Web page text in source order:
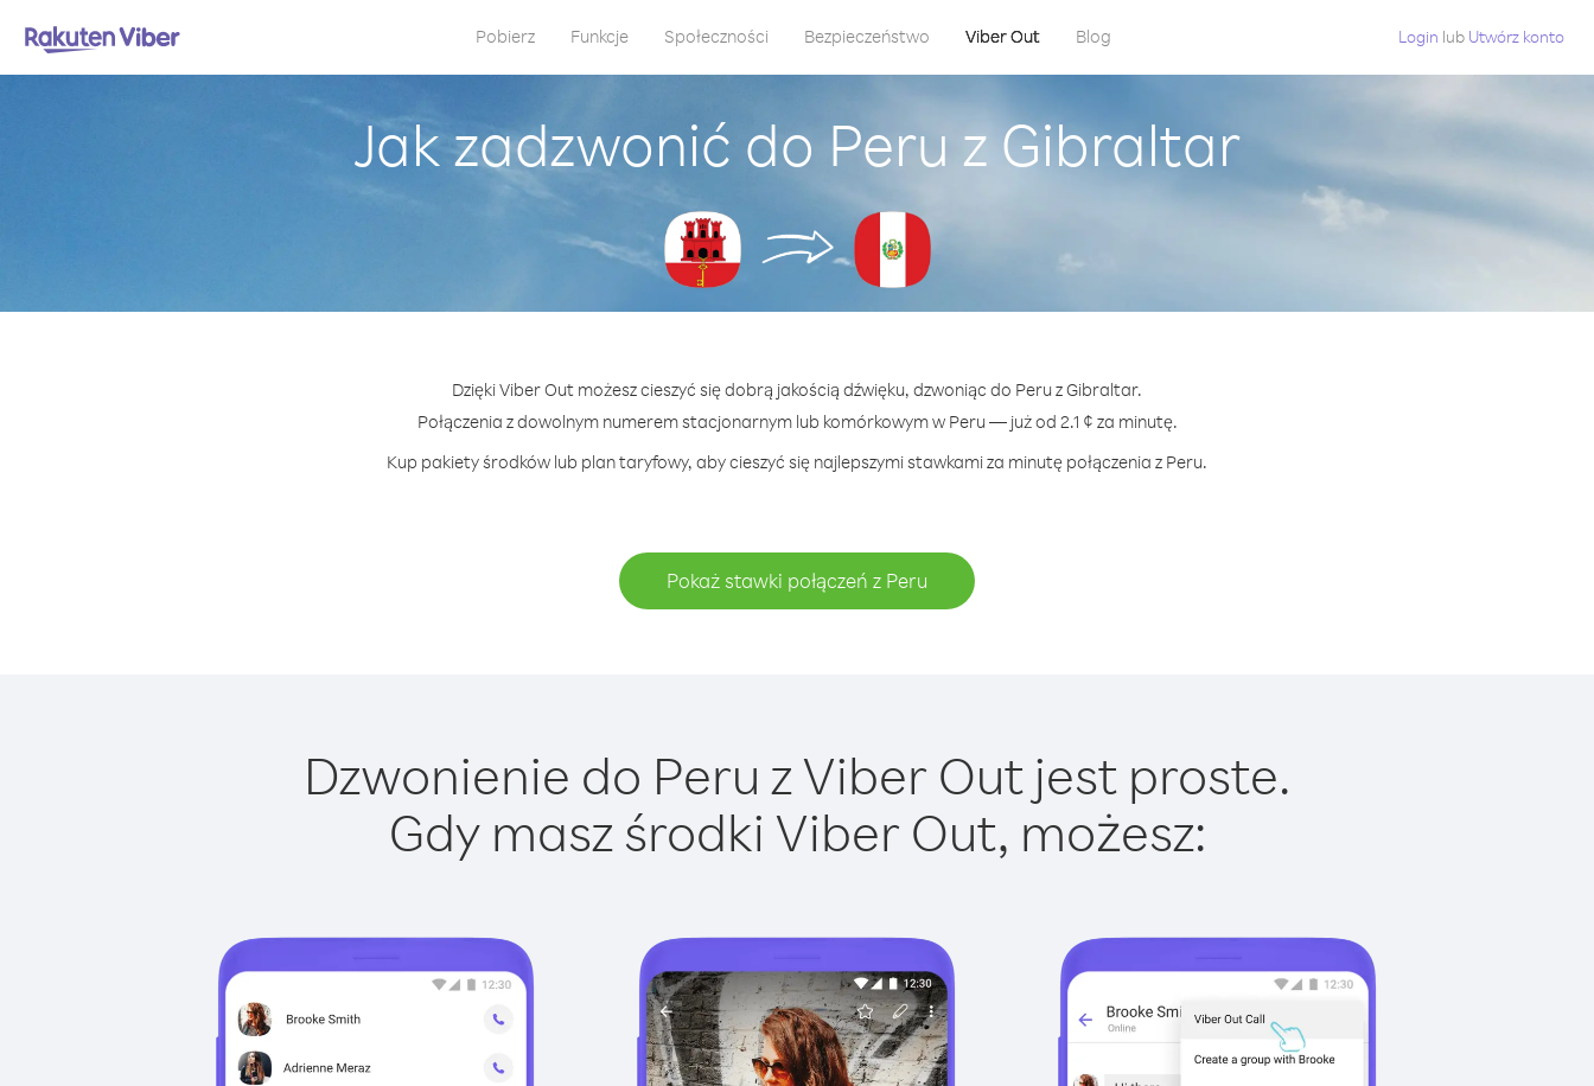
Pobierz Funkcje Społeczności Bezpieczeństwo Viber Out Blog Login lub Utwórz konto
Jak zadzwonić do Peru z Gibraltar
Dzięki Viber Out możesz cieszyć się dobrą jakością dźwięku, dzwoniąc do Peru z Gibraltar.
Połączenia z dowolnym numerem stacjonarnym lub komórkowym w Peru — już od 2.1 ¢ za minutę.
Kup pakiety środków lub plan taryfowy, aby cieszyć się najlepszymi stawkami za minutę połączenia z Peru.
Pokaż stawki połączeń z Peru
Dzwonienie do Peru z Viber Out jest proste.
Gdy masz środki Viber Out, możesz: